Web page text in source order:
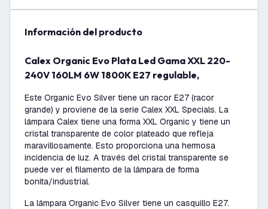
información del producto
Calex Organic Evo Plata Led Gama XXL 220-
240V 160LM 6W 1800K E27 regulable,
Este Organic Evo Silver tiene un racor E27 (racor
grande) y proviene de la serie Calex XXL Specials. La
lámpara Calex tiene una forma XXL Organic y tiene un
cristal transparente de color plateado que refleja
maravillosamente. Esto proporciona una hermosa
incidencia de luz. A través del cristal transparente se
puede ver el filamento de la lámpara de forma
bonita/industrial.
La lámpara Organic Evo Silver tiene un casquillo E27.